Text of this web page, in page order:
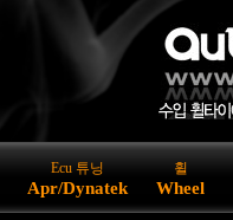
Ecu 튜닝
Apr/Dynatek
휠
Wheel